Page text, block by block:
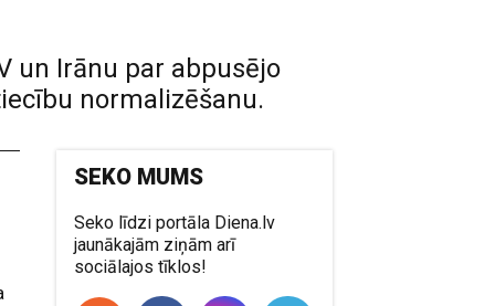
un Irānu par abpusējo
normalizēšanu.
SEKO MUMS
Seko līdzi portāla Diena.lv
jaunākajām ziņām arī
sociālajos tīklos!